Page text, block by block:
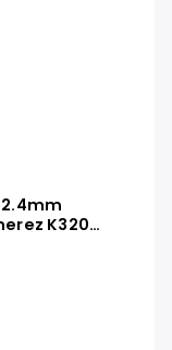
K320